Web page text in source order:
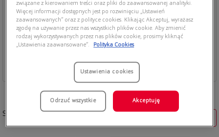
Soczewki w opakowaniu
związane z kierowaniem treści oraz pliki do zaawansowanej analityki.
Więcej informacji dostępnych jest po rozwinięciu „Ustawień
zaawansowanych” oraz z polityce cookies. Klikając Akceptuj, wyrażasz
zgodę na używanie przez nas wszystkich plików cookie. Aby zmienić
rodzaj wykorzystywanych przez nas plików cookie, prosimy kliknąć
„Ustawienia zaawansowane”. Polityka Cookies
Ustawienia cookies
Odrzuć wszystkie Akceptuję